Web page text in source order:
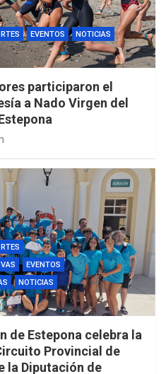
EVENTOS
NOTICIAS
participaron el
a Nado Virgen del
EVENTOS
NOTICIAS
de Estepona celebra la
Provincial de
la Diputación de